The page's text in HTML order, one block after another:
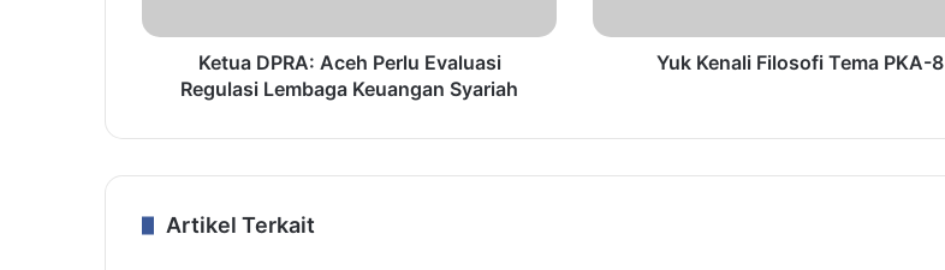
Ketua DPRA: Aceh Perlu Evaluasi
Regulasi Lembaga Keuangan Syariah
Yuk Kenali Filosofi Tema PKA-8
Artikel Terkait